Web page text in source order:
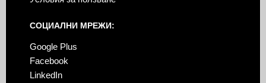
СОЦИАЛНИ МРЕЖИ:
Google Plus
Facebook
LinkedIn